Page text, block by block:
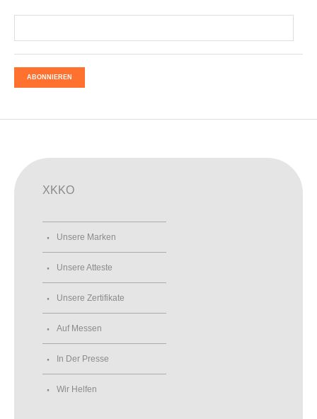
ABONNIEREN
XKKO
Unsere Marken
Unsere Atteste
Unsere Zertifikate
Auf Messen
In Der Presse
Wir Helfen